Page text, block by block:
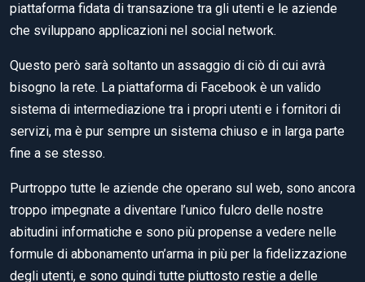
piattaforma fidata di transazione tra gli utenti e le aziende
che sviluppano applicazioni nel social network.
Questo però sarà soltanto un assaggio di ciò di cui avrà
bisogno la rete. La piattaforma di Facebook è un valido
sistema di intermediazione tra i propri utenti e i fornitori di
servizi, ma è pur sempre un sistema chiuso e in larga parte
fine a se stesso.
Purtroppo tutte le aziende che operano sul web, sono ancora
troppo impegnate a diventare l’unico fulcro delle nostre
abitudini informatiche e sono più propense a vedere nelle
formule di abbonamento un’arma in più per la fidelizzazione
degli utenti, e sono quindi tutte piuttosto restie a delle